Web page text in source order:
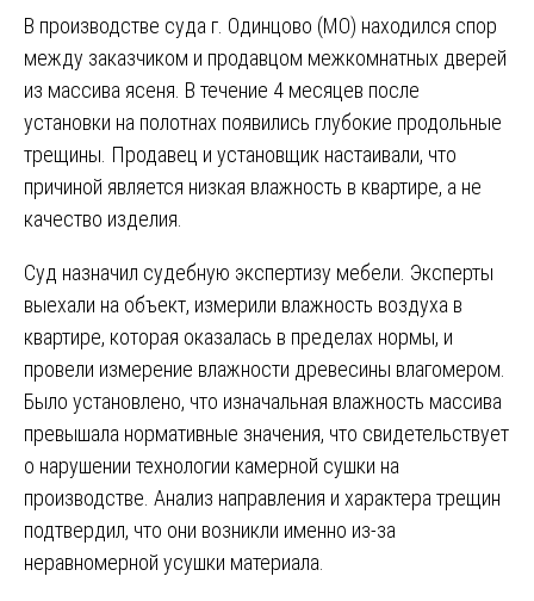
В производстве суда г. Одинцово (МО) находился спор
между заказчиком и продавцом межкомнатных дверей
из массива ясеня. В течение 4 месяцев после
установки на полотнах появились глубокие продольные
трещины. Продавец и установщик настаивали, что
причиной является низкая влажность в квартире, а не
качество изделия.
Суд назначил судебную экспертизу мебели. Эксперты
выехали на объект, измерили влажность воздуха в
квартире, которая оказалась в пределах нормы, и
провели измерение влажности древесины влагомером.
Было установлено, что изначальная влажность массива
превышала нормативные значения, что свидетельствует
о нарушении технологии камерной сушки на
производстве. Анализ направления и характера трещин
подтвердил, что они возникли именно из-за
неравномерной усушки материала.